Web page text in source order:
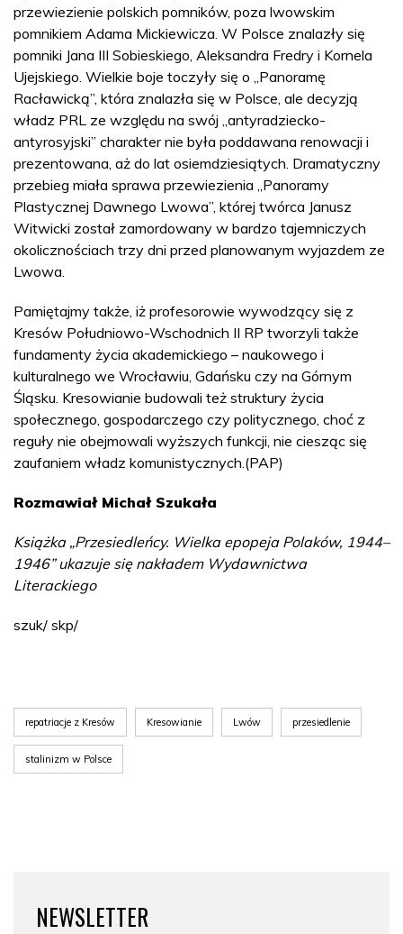
przewiezienie polskich pomników, poza lwowskim
pomnikiem Adama Mickiewicza. W Polsce znalazły się
pomniki Jana III Sobieskiego, Aleksandra Fredry i Kornela
Ujejskiego. Wielkie boje toczyły się o „Panoramę
Racławicką”, która znalazła się w Polsce, ale decyzją
władz PRL ze względu na swój „antyradziecko-
antyrosyjski” charakter nie była poddawana renowacji i
prezentowana, aż do lat osiemdziesiątych. Dramatyczny
przebieg miała sprawa przewiezienia „Panoramy
Plastycznej Dawnego Lwowa”, której twórca Janusz
Witwicki został zamordowany w bardzo tajemniczych
okolicznościach trzy dni przed planowanym wyjazdem ze
Lwowa.
Pamiętajmy także, iż profesorowie wywodzący się z
Kresów Południowo-Wschodnich II RP tworzyli także
fundamenty życia akademickiego – naukowego i
kulturalnego we Wrocławiu, Gdańsku czy na Górnym
Śląsku. Kresowianie budowali też struktury życia
społecznego, gospodarczego czy politycznego, choć z
reguły nie obejmowali wyższych funkcji, nie ciesząc się
zaufaniem władz komunistycznych.(PAP)
Rozmawiał Michał Szukała
Książka „Przesiedleńcy. Wielka epopeja Polaków, 1944–
1946” ukazuje się nakładem Wydawnictwa
Literackiego
szuk/ skp/
repatriacje z Kresów Kresowianie Lwów przesiedlenie
stalinizm w Polsce
NEWSLETTER